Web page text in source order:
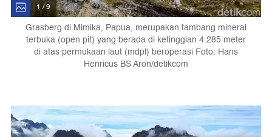
1 / 9
Grasberg di Mimika, Papua, merupakan tambang mineral
terbuka (open pit) yang berada di ketinggian 4.285 meter
di atas permukaan laut (mdpl) beroperasi Foto: Hans
Henricus BS Aron/detikcom